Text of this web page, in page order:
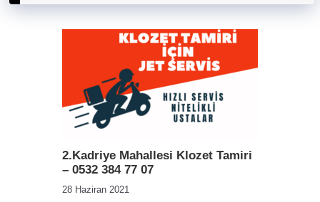
2.Kadriye Mahallesi Klozet Tamiri
– 0532 384 77 07
28 Haziran 2021